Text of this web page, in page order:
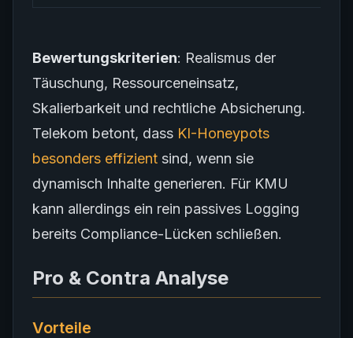
Bewertungskriterien: Realismus der
Täuschung, Ressourceneinsatz,
Skalierbarkeit und rechtliche Absicherung.
Telekom betont, dass KI-Honeypots
besonders effizient sind, wenn sie
dynamisch Inhalte generieren. Für KMU
kann allerdings ein rein passives Logging
bereits Compliance-Lücken schließen.
Pro & Contra Analyse
Vorteile